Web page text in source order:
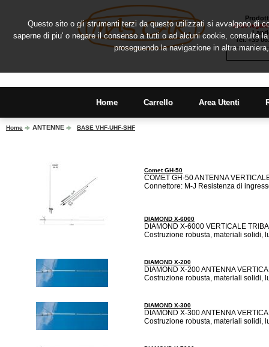
Sede
Tel. +39
Home Carrello Area Utenti
Home ANTENNE BASE VHF-UHF-SHF
Comet GH-50
COMET GH-50 ANTENNA
Connettore: M-J Resistenza di
DIAMOND X-6000
DIAMOND X-6000 VERTICALE
Costruzione robusta, materiali solidi,
DIAMOND X-200
DIAMOND X-200 ANTENNA
Costruzione robusta, materiali solidi,
DIAMOND X-300
DIAMOND X-300 ANTENNA
Costruzione robusta, materiali solidi,
Questo sito o gli strumenti terzi da questo utilizzati si avvalgono di
saperne di piu' o negare il consenso a tutti o ad alcuni cookie, consulta
proseguendo la navigazione in altra